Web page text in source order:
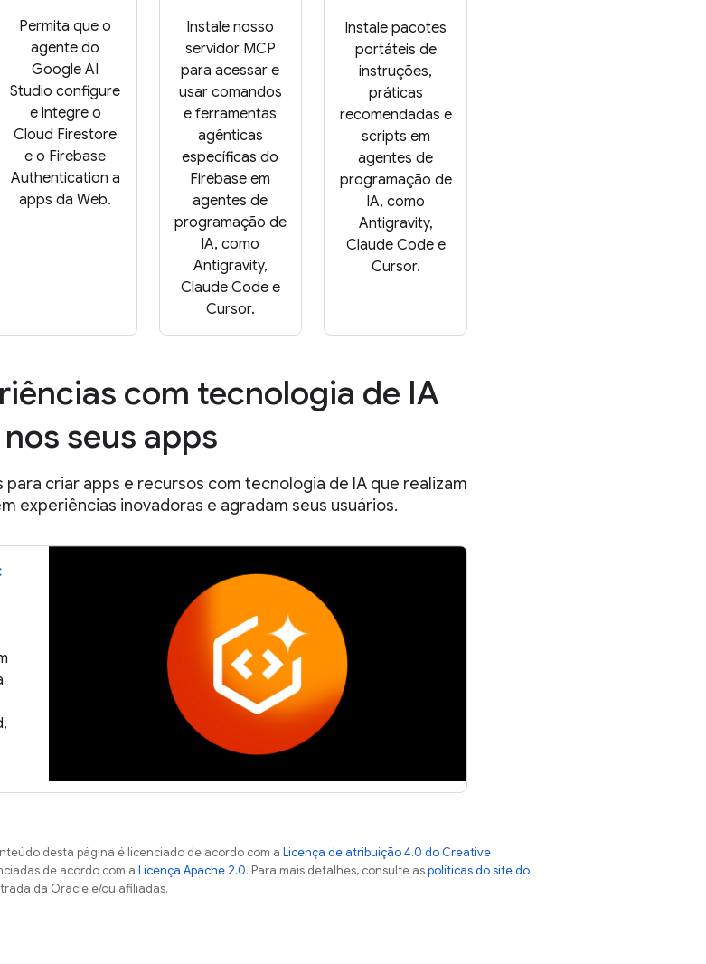
Permita que o
agente do
Google AI
Studio configure
e integre o
Cloud Firestore
e o Firebase
Authentication a
apps da Web.
Instale nosso
servidor MCP
para acessar e
usar comandos
e ferramentas
agênticas
específicas do
Firebase em
agentes de
programação de
IA, como
Antigravity,
Claude Code e
Cursor.
Instale pacotes
portáteis de
instruções,
práticas
recomendadas e
scripts em
agentes de
programação de
IA, como
Antigravity,
Claude Code e
Cursor.
com tecnologia de IA
nos seus apps
para criar apps e recursos com tecnologia de IA que realizam
experiências inovadoras e agradam seus usuários.
desta página é licenciado de acordo com a Licença de atribuição 4.0 do Creative
de acordo com a Licença Apache 2.0. Para mais detalhes, consulte aspolíticas do site do
da Oracle e/ou afiliadas.